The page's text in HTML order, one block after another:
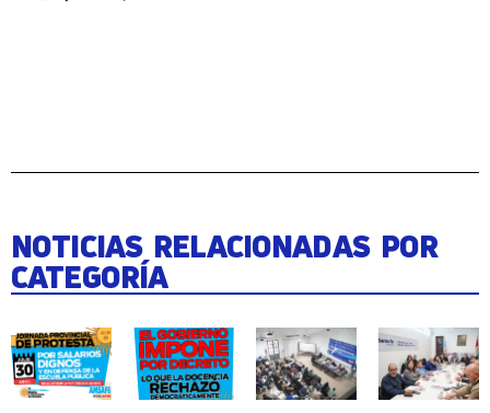
NOTICIAS RELACIONADAS POR
CATEGORÍA